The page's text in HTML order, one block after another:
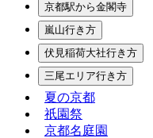
京都駅から金閣寺
嵐山行き方
伏見稲荷大社行き方
三尾エリア行き方
夏の京都
祇園祭
京都名庭園